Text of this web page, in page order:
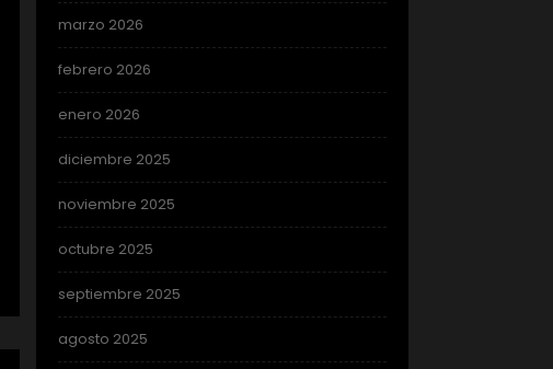
marzo 2026
febrero 2026
enero 2026
diciembre 2025
noviembre 2025
octubre 2025
septiembre 2025
agosto 2025